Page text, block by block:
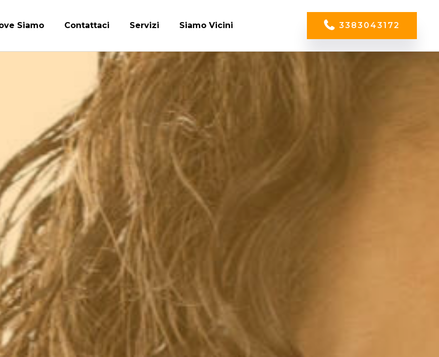
Siamo Contattaci Servizi Siamo Vicini 3383043172